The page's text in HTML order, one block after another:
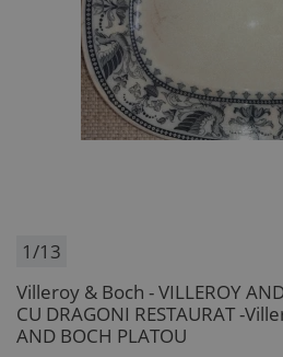
1/13
Villeroy & Boch - VILLEROY
CU DRAGONI RESTAURAT -
AND BOCH PLATOU